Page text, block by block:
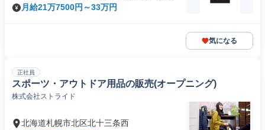
月給21万7500円～33万円
気になる
正社員
スポーツ・アウトドア用品の販売(オープニング)
株式会社ストライド
北海道札幌市北区北十三条西